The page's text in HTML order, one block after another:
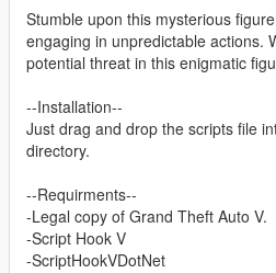
Stumble upon this mysterious
engaging in unpredictable actions.
potential threat in this enigmatic
--Installation--
Just drag and drop the scripts file
directory.
--Requirments--
-Legal copy of Grand Theft Auto V.
-Script Hook V
-ScriptHookVDotNet